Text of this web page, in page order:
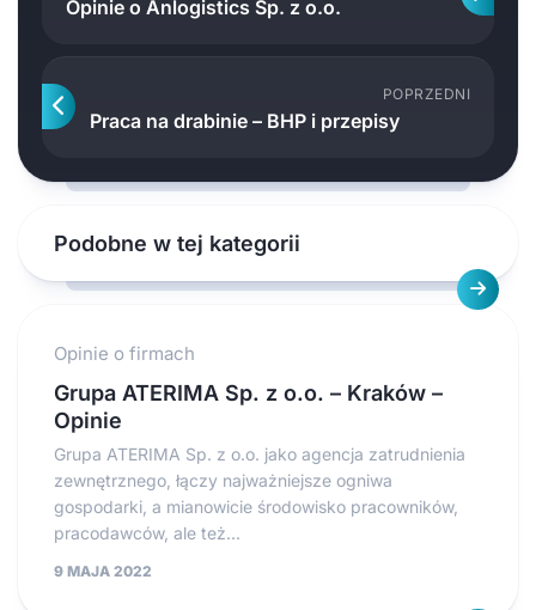
Opinie o Anlogistics Sp. z o.o.
POPRZEDNI
Praca na drabinie – BHP i przepisy
Podobne w tej kategorii
Opinie o firmach
Grupa ATERIMA Sp. z o.o. – Kraków –
Opinie
Grupa ATERIMA Sp. z o.o. jako agencja zatrudnienia
zewnętrznego, łączy najważniejsze ogniwa
gospodarki, a mianowicie środowisko pracowników,
pracodawców, ale też...
9 MAJA 2022